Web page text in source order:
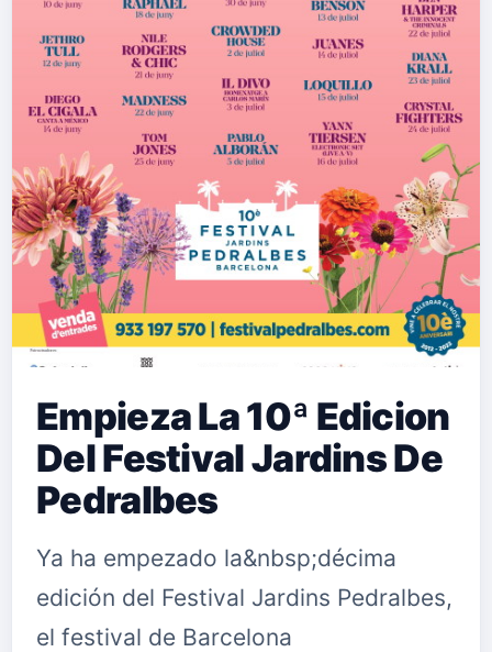
sobrellevar un mal día, pero siempre
enfocado desde la positividad. The
Sand, formada por Miguel Sand,
vocalista, guitarrista y
pianista,&nbsp;Joaquín Gómez,
guitarrista,&nbsp;Roberto Illán,
bajista, y&nbsp;Emilio Martínez,
baterist…
Empieza La 10ª Edicion
Del Festival Jardins De
Pedralbes
Ya ha empezado la&nbsp;décima
edición del Festival Jardins Pedralbes,
el festival de Barcelona